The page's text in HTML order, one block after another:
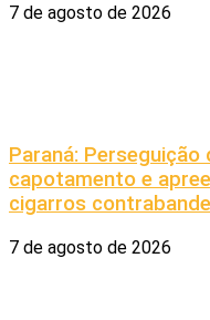
7 de agosto de 2026
Paraná: Perseguição
capotamento e
cigarros
7 de agosto de 2026